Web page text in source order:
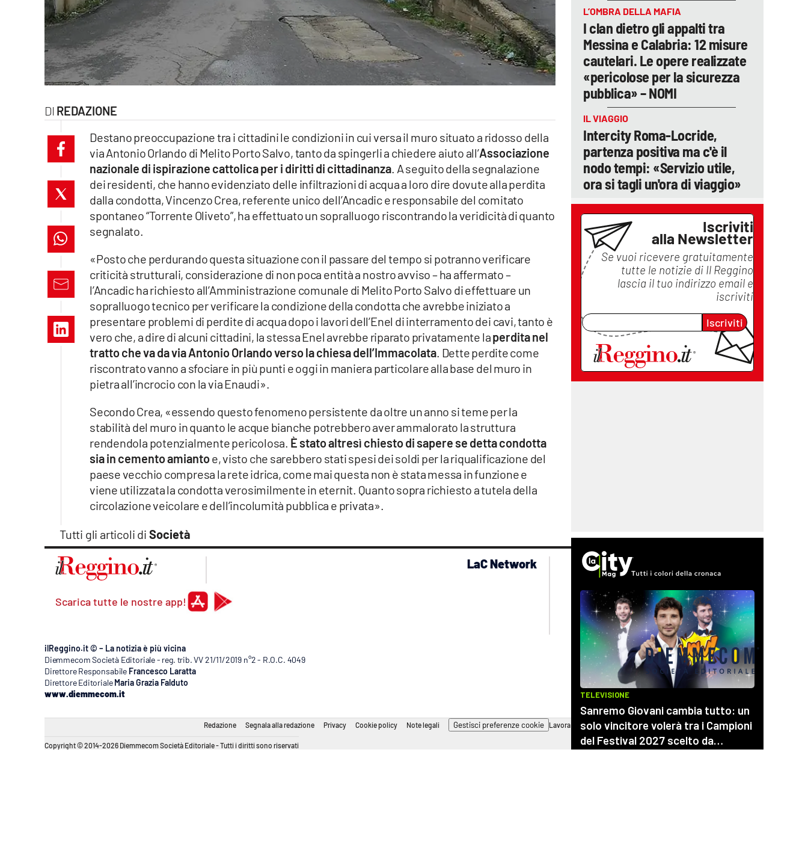
ilvibonese.it
catanzarochannel.it
lacapitalenews.it
REDAZIONE
Tutti gli articoli di Società
Destano preoccupazione tra i cittadini le condizioni in cui versa il muro situato a ridosso della
via Antonio Orlando di Melito Porto Salvo, tanto da spingerli a chiedere aiuto all’Associazione
nazionale di ispirazione cattolica per i diritti di cittadinanza. A seguito della segnalazione
dei residenti, che hanno evidenziato delle infiltrazioni di acqua a loro dire dovute alla perdita
dalla condotta, Vincenzo Crea, referente unico dell’Ancadic e responsabile del comitato
spontaneo “Torrente Oliveto”, ha effettuato un sopralluogo riscontrando la veridicità di quanto
segnalato.
«Posto che perdurando questa situazione con il passare del tempo si potranno verificare
criticità strutturali, considerazione di non poca entità a nostro avviso – ha affermato –
l’Ancadic ha richiesto all’Amministrazione comunale di Melito Porto Salvo di effettuare un
sopralluogo tecnico per verificare la condizione della condotta che avrebbe iniziato a
presentare problemi di perdite di acqua dopo i lavori dell’Enel di interramento dei cavi, tanto è
vero che, a dire di alcuni cittadini, la stessa Enel avrebbe riparato privatamente laperdita nel
tratto che va da via Antonio Orlando verso la chiesa dell’Immacolata. Dette perdite come
riscontrato vanno a sfociare in più punti e oggi in maniera particolare alla base del muro in
pietra all’incrocio con la via Enaudi».
Secondo Crea, «essendo questo fenomeno persistente da oltre un anno si teme per la
stabilità del muro in quanto le acque bianche potrebbero aver ammalorato la struttura
rendendola potenzialmente pericolosa. È stato altresì chiesto di sapere se detta condotta
sia in cemento amiantoe, visto che sarebbero stati spesi dei soldi per la riqualificazione del
paese vecchio compresa la rete idrica, come mai questa non è stata messa in funzione e
viene utilizzata la condotta verosimilmente in eternit. Quanto sopra richiesto a tutela della
circolazione veicolare e dell’incolumità pubblica e privata».
L’OMBRA DELLA MAFIA
I clan dietro gli appalti tra
Messina e Calabria: 12 misure
cautelari. Le opere realizzate
«pericolose per la sicurezza
pubblica» – NOMI
IL VIAGGIO
Intercity Roma-Locride,
partenza positiva ma c'è il
nodo tempi: «Servizio utile,
ora si tagli un'ora di viaggio»
Iscriviti
alla Newsletter
Se vuoi ricevere gratuitamente
tutte le notizie di Il Reggino
lascia il tuo indirizzo email e
iscriviti
Iscriviti
Scarica tutte le nostre app!
LaC Network
lacplay.it
lactv.it
laconair.it
lacapitalenews.it
cosenzachannel.it
ilvibonese.it
catanzarochannel.it
ilReggino.it © – La notizia è più vicina
Diemmecom Società Editoriale - reg. trib. VV 21/11/2019 n°2 - R.O.C. 4049
Direttore Responsabile Francesco Laratta
Direttore Editoriale Maria Grazia Falduto
www.diemmecom.it
Redazione Segnala alla redazione Privacy Cookie policy Note legali Gestisci preferenze cookie Lavora con noi
Copyright © 2014-2026 Diemmecom Società Editoriale - Tutti i diritti sono riservati